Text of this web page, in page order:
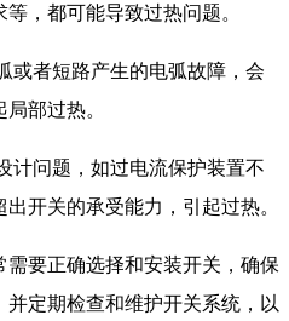
，都可能导致过热问题。
或者短路产生的电弧故障，会
部过热。
计问题，如过电流保护装置不
开关的承受能力，引起过热。
要正确选择和安装开关，确保
定期检查和维护开关系统，以